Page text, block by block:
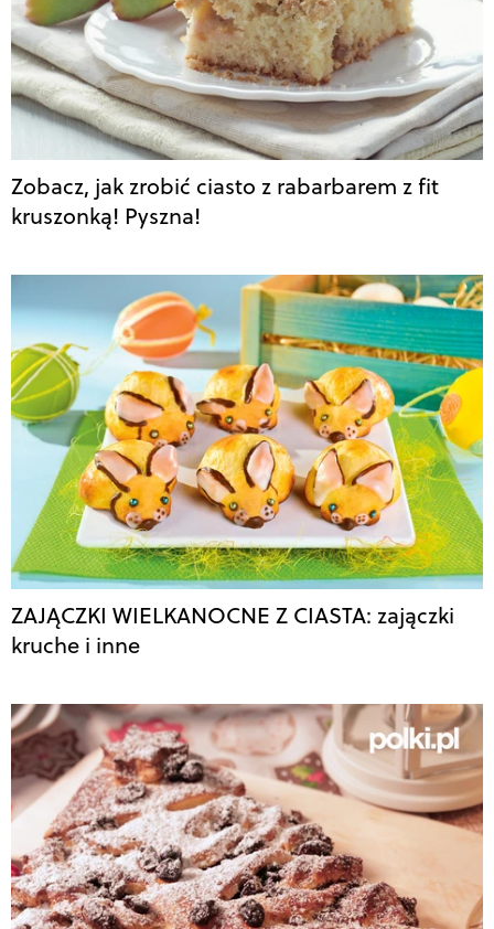
Zobacz, jak zrobić ciasto z rabarbarem z fit
kruszonką! Pyszna!
ZAJĄCZKI WIELKANOCNE Z CIASTA: zajączki
kruche i inne